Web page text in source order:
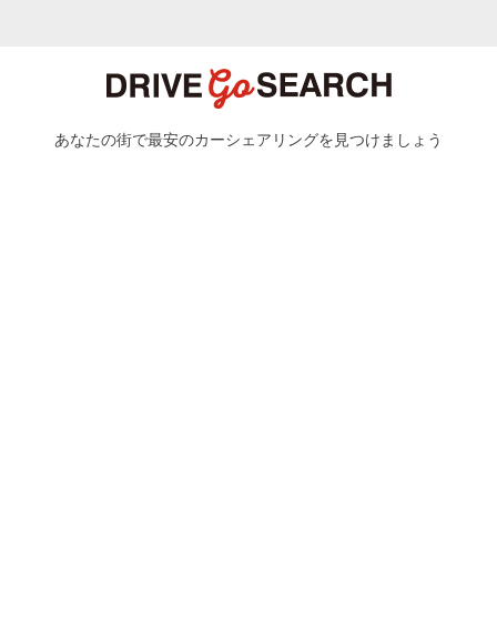
あなたの街で最安のカーシェアリングを見つけましょう